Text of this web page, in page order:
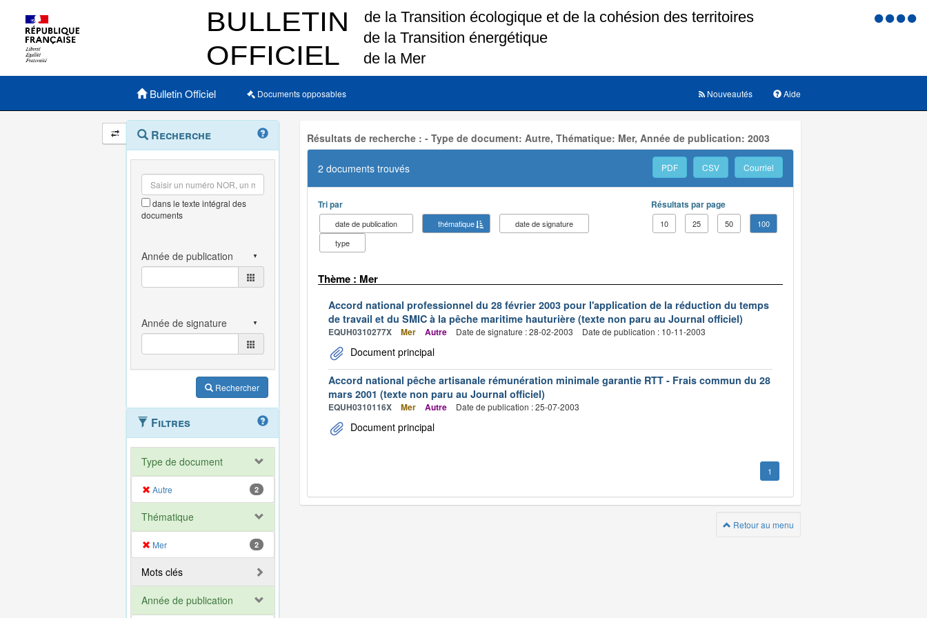
Menu
Menu principal
Bulletin Officiel Documents opposables Aide
Nouveautés
Navigation
et
outils
annexes
Menu
contextuel
Recherche
dans le texte intégral des
documents
Rechercher
Filtres
Type de document
Autre 2
Thématique
Mer 2
Mots clés
Année de publication
Résultats de recherche : - Type de document: Autre, Thématique: Mer, Année de publication: 2003
2 documents trouvés PDF CSV Courriel
Tri par
date de publication thématique
date de signature
type
Résultats par page
10 25 50 100
Thème : Mer
Accord national professionnel du 28 février 2003 pour l'application de la réduction du temps
de travail et du SMIC à la pêche maritime hauturière (texte non paru au Journal officiel)
EQUH0310277X Mer Autre Date de signature : 28-02-2003 Date de publication : 10-11-2003
Document principal
Accord national pêche artisanale rémunération minimale garantie RTT - Frais commun du 28
mars 2001 (texte non paru au Journal officiel)
EQUH0310116X Mer Autre Date de publication : 25-07-2003
Document principal
1
Retour au menu